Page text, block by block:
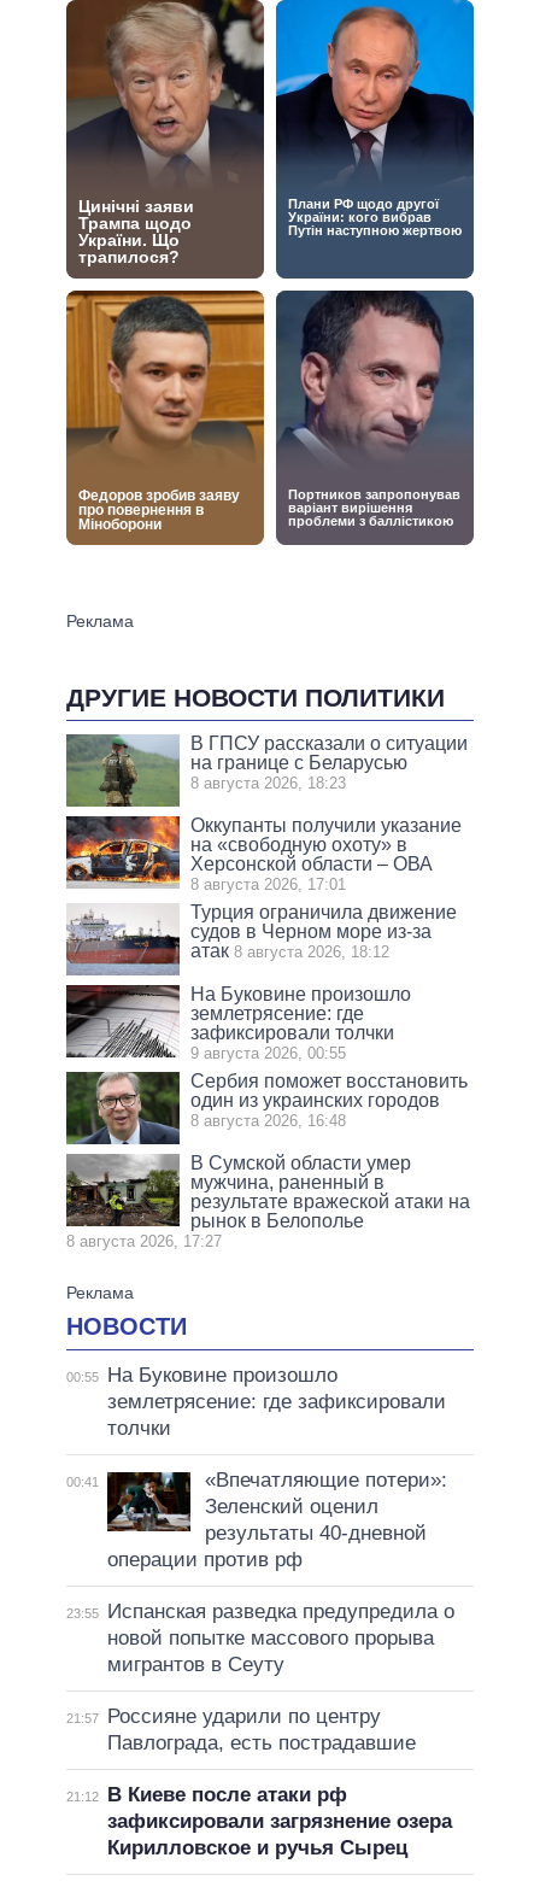
ДРУГИЕ НОВОСТИ ПОЛИТИКИ
В ГПСУ рассказали о ситуации
на границе с Беларусью
8 августа 2026, 18:23
Оккупанты получили указание
на «свободную охоту» в
Херсонской области – ОВА
8 августа 2026, 17:01
Турция ограничила движение
судов в Черном море из-за
атак 8 августа 2026, 18:12
На Буковине произошло
землетрясение: где
зафиксировали толчки
9 августа 2026, 00:55
Сербия поможет восстановить
один из украинских городов
8 августа 2026, 16:48
В Сумской области умер
мужчина, раненный в
результате вражеской атаки на
рынок в Белополье
8 августа 2026, 17:27
НОВОСТИ
00:55
На Буковине произошло
землетрясение: где зафиксировали
толчки
00:41
«Впечатляющие потери»:
Зеленский оценил
результаты 40-дневной
операции против рф
23:55
Испанская разведка предупредила о
новой попытке массового прорыва
мигрантов в Сеуту
21:57
Россияне ударили по центру
Павлограда, есть пострадавшие
21:12
В Киеве после атаки рф
зафиксировали загрязнение озера
Кирилловское и ручья Сырец